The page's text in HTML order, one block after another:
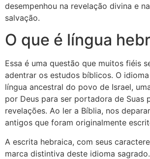
desempenhou na revelação divina e
salvação.
O que é língua
Essa é uma questão que muitos fiéis
adentrar os estudos bíblicos. O
língua ancestral do povo de Israel,
por Deus para ser portadora de Suas
revelações. Ao ler a Bíblia, nos
antigos que foram originalmente
A escrita hebraica, com seus
marca distintiva deste idioma